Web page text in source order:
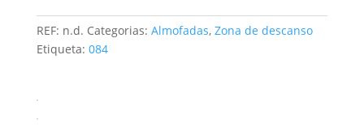
21,00 €
through
REF: n.d. Categorias: Almofadas, Zona de descanso
Etiqueta: 084